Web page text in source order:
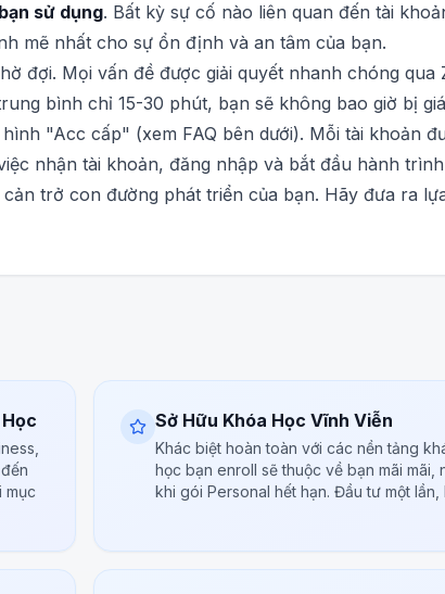
sử dụng. Bất kỳ sự cố nào liên quan đến tài
mẽ nhất cho sự ổn định và an tâm của bạn.
đợi. Mọi vấn đề được giải quyết nhanh chóng qua
bình chỉ 15-30 phút, bạn sẽ không bao giờ bị
"Acc cấp" (xem FAQ bên dưới). Mỗi tài khoản
nhận tài khoản, đăng nhập và bắt đầu hành
trở con đường phát triển của bạn. Hãy đưa ra
mục
Sở Hữu Khóa Học Vĩnh Viễn
Khác biệt hoàn toàn với các nền tảng
học bạn enroll sẽ thuộc về bạn mãi mãi,
khi gói Personal hết hạn. Đầu tư một lần,